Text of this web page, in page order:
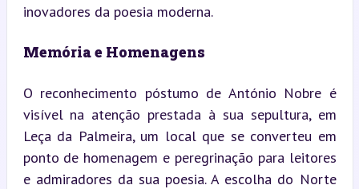
inovadores da poesia moderna.
Memória e Homenagens
O reconhecimento póstumo de António Nobre é
visível na atenção prestada à sua sepultura, em
Leça da Palmeira, um local que se converteu em
ponto de homenagem e peregrinação para leitores
e admiradores da sua poesia. A escolha do Norte